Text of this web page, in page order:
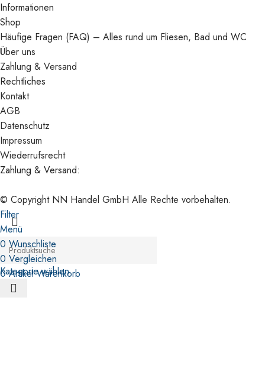
Informationen
Shop
Häufige Fragen (FAQ) – Alles rund um Fliesen, Bad und WC
Über uns
Zahlung & Versand
Rechtliches
Kontakt
AGB
Datenschutz
Impressum
Wiederrufsrecht
Zahlung & Versand:
© Copyright NN Handel GmbH Alle Rechte vorbehalten.
Kategorie wählen
Filter
Menü
0 Wunschliste
0 Vergleichen
0Artikel Warenkorb